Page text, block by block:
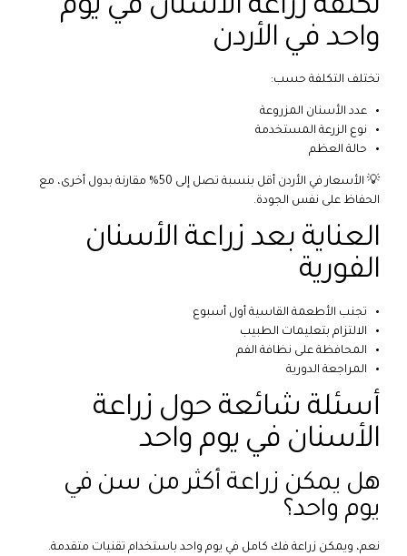
تكلفة زراعة الأسنان في يوم
واحد في الأردن
تختلف التكلفة حسب:
عدد الأسنان المزروعة
نوع الزرعة المستخدمة
حالة العظم
💡 الأسعار في الأردن أقل بنسبة تصل إلى 50% مقارنة بدول أخرى، مع
الحفاظ على نفس الجودة.
العناية بعد زراعة الأسنان
الفورية
تجنب الأطعمة القاسية أول أسبوع
الالتزام بتعليمات الطبيب
المحافظة على نظافة الفم
المراجعة الدورية
أسئلة شائعة حول زراعة
الأسنان في يوم واحد
هل يمكن زراعة أكثر من سن في
يوم واحد؟
نعم، ويمكن زراعة فك كامل في يوم واحد باستخدام تقنيات متقدمة.